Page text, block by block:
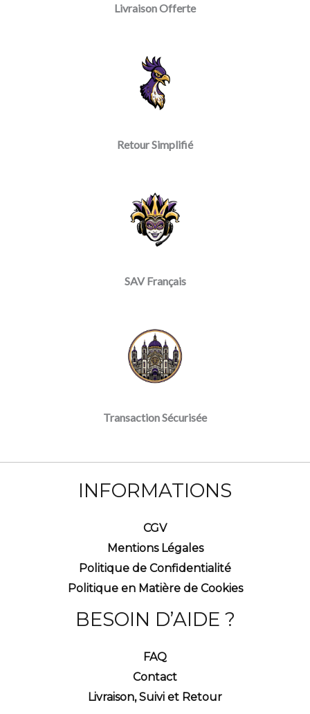
Livraison Offerte
Retour Simplifié
SAV Français
Transaction Sécurisée
INFORMATIONS
CGV
Mentions Légales
Politique de Confidentialité
Politique en Matière de Cookies
BESOIN D’AIDE ?
FAQ
Contact
Livraison, Suivi et Retour